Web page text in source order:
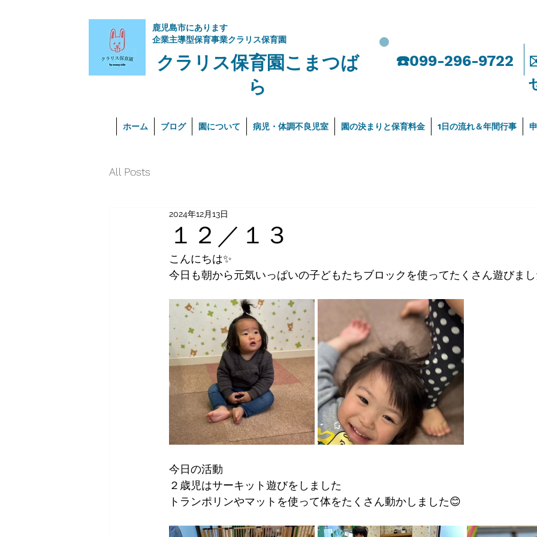
​鹿児島市にあります
企業主導型保育事業クラリス保育園
クラリス保育園こまつば
ら
​☎️099-296-9722
ホーム ブログ 園について 病児・体調不良児室 園の決まりと保育料金 1日の流れ＆年間行事
All Posts
１２／１３
2024年12月13日
こんにちは✨
今日も朝から元気いっぱいの子どもたちブロックを使ってたくさん遊びま
今日の活動
２歳児はサーキット遊びをしました
トランポリンやマットを使って体をたくさん動かしました😊